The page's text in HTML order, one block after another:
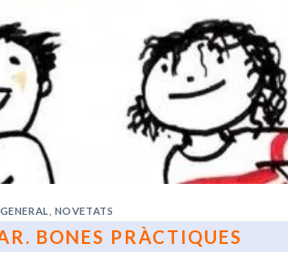
GENERAL NOVETATS
BONES PRÀCTIQUES